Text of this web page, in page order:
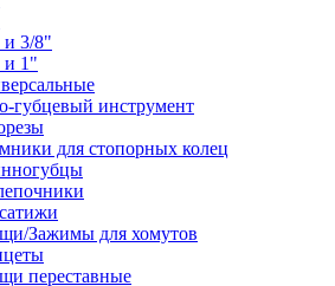
и 3/8"
и 1"
губцевый инструмент
для стопорных колец
Зажимы для хомутов
переставные